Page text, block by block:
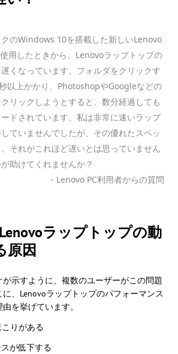
のWindows 10を搭載した新しいLenovo
用したときから、Lenovoラップトップの
くなっています。フォルダをクリックす
以上かかり、PhotoshopやGoogleなどの
リックしようとすると、数分経過しても
ドされています。私は非常に速いラップ
していませんでしたが、その優れたスペッ
それがこれほど遅いとは思っていません
助けてくれませんか？
- Lenovo PC利用者からの質問
ラップトップの動
原因
示すように、複数のユーザーがこの問題
、Lenovoラップトップのパフォーマンス
を挙げています。
りがある
が低下する